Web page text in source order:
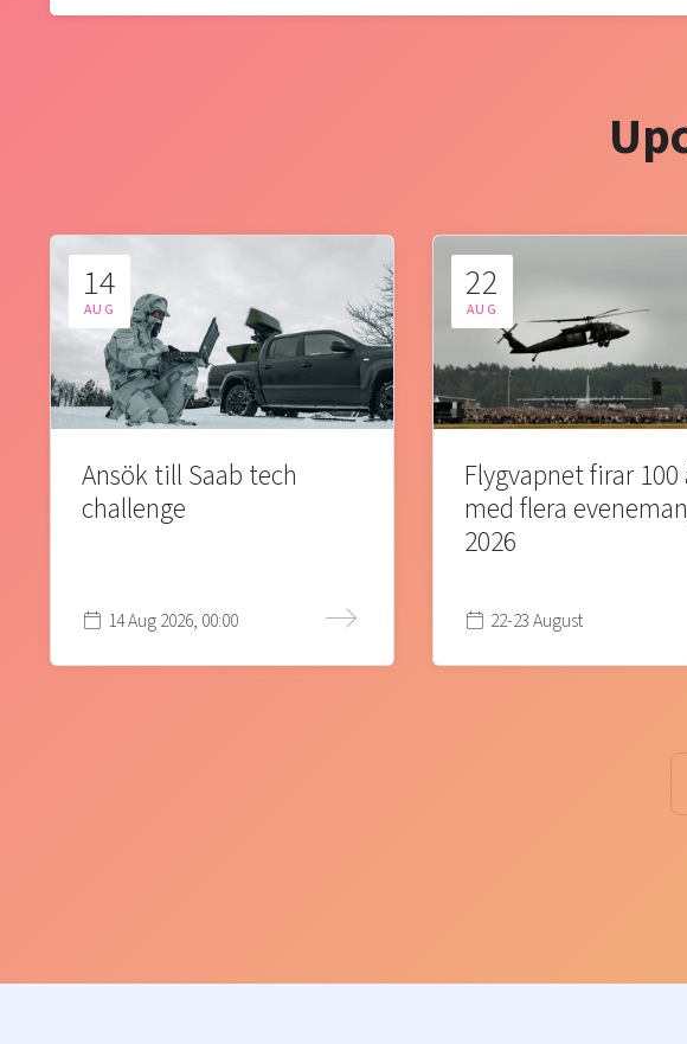
14
AUG
Ansök till Saab tech
challenge
14 Aug 2026, 00:00
22
AUG
Flygvapnet firar 100
med flera
2026
22-23 August